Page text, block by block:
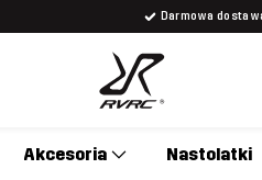
Darmowa
Akcesoria Nastolatki